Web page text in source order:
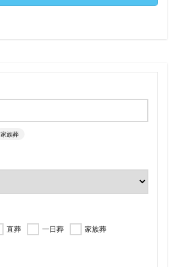
家族葬
直葬 一日葬
家族葬